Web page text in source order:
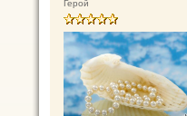
Герой